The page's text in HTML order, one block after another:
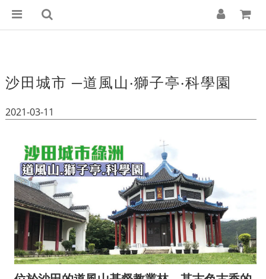
沙田城市 ─道風山‧獅子亭‧科學園
2021-03-11